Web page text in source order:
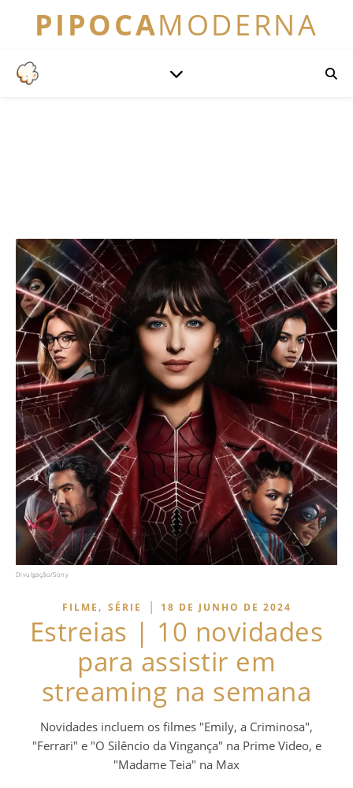
PIPOCAMODERNA
Divulgação/Sony
FILME , SÉRIE | 18 DE JUNHO DE 2024
Estreias | 10 novidades
para assistir em
streaming na semana
Novidades incluem os filmes "Emily, a Criminosa",
"Ferrari" e "O Silêncio da Vingança" na Prime Video, e
"Madame Teia" na Max